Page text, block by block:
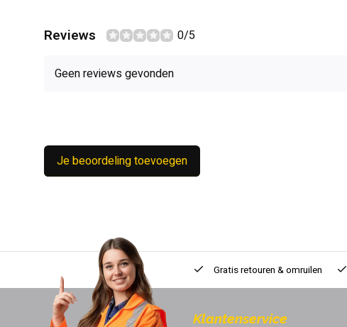
Reviews 0/5
Geen reviews gevonden
Je beoordeling toevoegen
Gratis retouren & omruilen
Klantenservice